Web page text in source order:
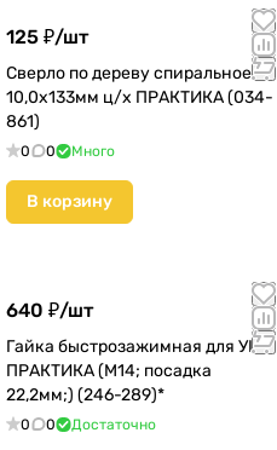
125 ₽/шт
Сверло по дереву спиральное
10,0х133мм ц/х ПРАКТИКА (034-
861)
0 0 Много
В корзину
640 ₽/шт
Гайка быстрозажимная для УШМ
ПРАКТИКА (М14; посадка
22,2мм;) (246-289)*
0 0 Достаточно